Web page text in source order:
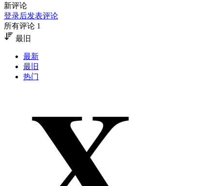
新评论
登录后发表评论
所有评论 1
最旧
最新
最旧
热门